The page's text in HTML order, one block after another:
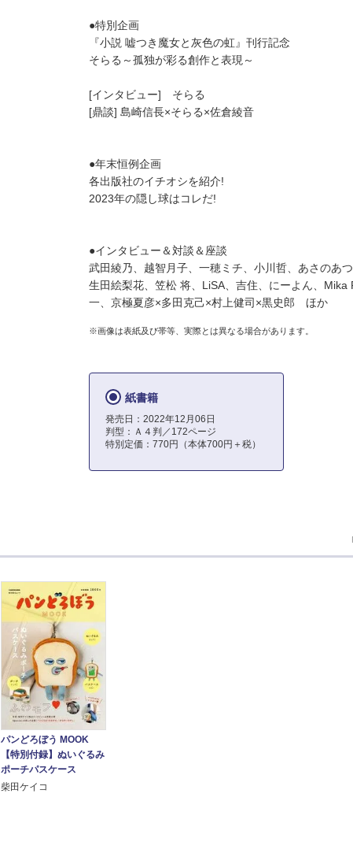
●特別企画
『小説 嘘つき魔女と灰色の虹』刊行記念
そらる～孤独が彩る創作と表現～
[インタビュー] そらる
[鼎談] 島崎信長×そらる×佐倉綾音
●年末恒例企画
各出版社のイチオシを紹介!
2023年の隠し球はコレだ!
●インタビュー＆対談＆座談
武田綾乃、越智月子、一穂ミチ、小川哲、あさのあ
生田絵梨花、笠松 将、LiSA、吉住、にーよん、Mika
一、京極夏彦×多田克己×村上健司×黒史郎 ほか
※画像は表紙及び帯等、実際とは異なる場合があります。
紙書籍
発売日：2022年12月06日
判型：Ａ４判／172ページ
特別定価：770円（本体700円＋税）
パンどろぼう MOOK
【特別付録】ぬいぐるみ
ポーチパスケース
柴田ケイコ